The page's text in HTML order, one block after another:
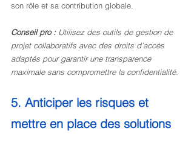
son rôle et sa contribution globale.
Conseil pro : Utilisez des outils de gestion de
projet collaboratifs avec des droits d’accès
adaptés pour garantir une transparence
maximale sans compromettre la confidentialité.
5. Anticiper les risques et
mettre en place des solutions